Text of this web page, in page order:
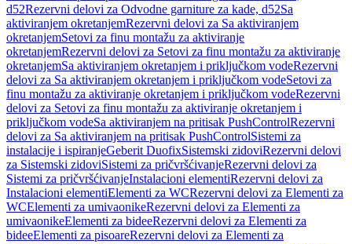
d52Rezervni delovi za Odvodne garniture za kade, d52Sa
aktiviranjem okretanjemRezervni delovi za Sa aktiviranjem
okretanjemSetovi za finu montažu za aktiviranje
okretanjemRezervni delovi za Setovi za finu montažu za aktiviranje
okretanjemSa aktiviranjem okretanjem i priključkom vodeRezervni
delovi za Sa aktiviranjem okretanjem i priključkom vodeSetovi za
finu montažu za aktiviranje okretanjem i priključkom vodeRezervni
delovi za Setovi za finu montažu za aktiviranje okretanjem i
priključkom vodeSa aktiviranjem na pritisak PushControlRezervni
delovi za Sa aktiviranjem na pritisak PushControlSistemi za
instalacije i ispiranjeGeberit DuofixSistemski zidoviRezervni delovi
za Sistemski zidoviSistemi za pričvršćivanjeRezervni delovi za
Sistemi za pričvršćivanjeInstalacioni elementiRezervni delovi za
Instalacioni elementiElementi za WCRezervni delovi za Elementi za
WCElementi za umivaonikeRezervni delovi za Elementi za
umivaonikeElementi za bideeRezervni delovi za Elementi za
bideeElementi za pisoareRezervni delovi za Elementi za